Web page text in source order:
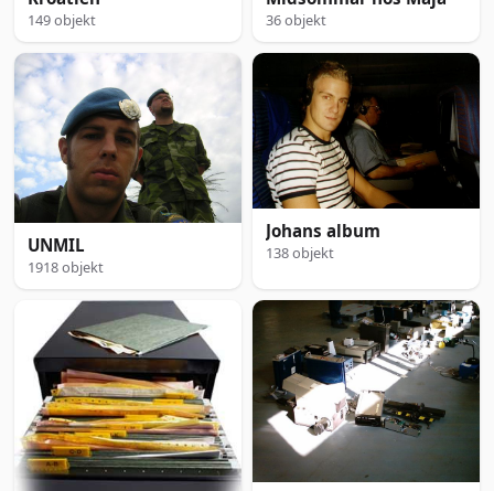
149 objekt 36 objekt
UNMIL
1918 objekt
Johans album
138 objekt